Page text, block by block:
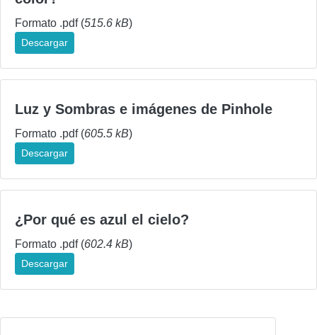
Formato .pdf (515.6 kB)
Descargar
Luz y Sombras e imágenes de Pinhole
Formato .pdf (605.5 kB)
Descargar
¿Por qué es azul el cielo?
Formato .pdf (602.4 kB)
Descargar